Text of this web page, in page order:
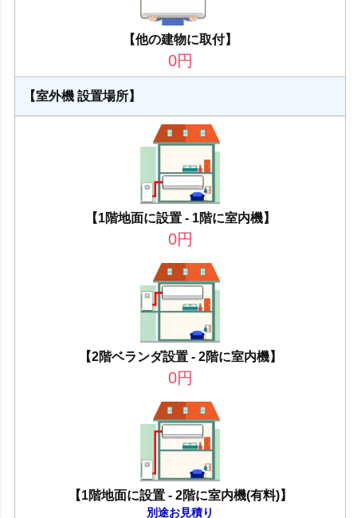
【他の建物に取付】
0円
【室外機 設置場所】
【1階地面に設置 - 1階に室内機】
0円
【2階ベランダ設置 - 2階に室内機】
0円
【1階地面に設置 - 2階に室内機(有料)】
別途お見積り